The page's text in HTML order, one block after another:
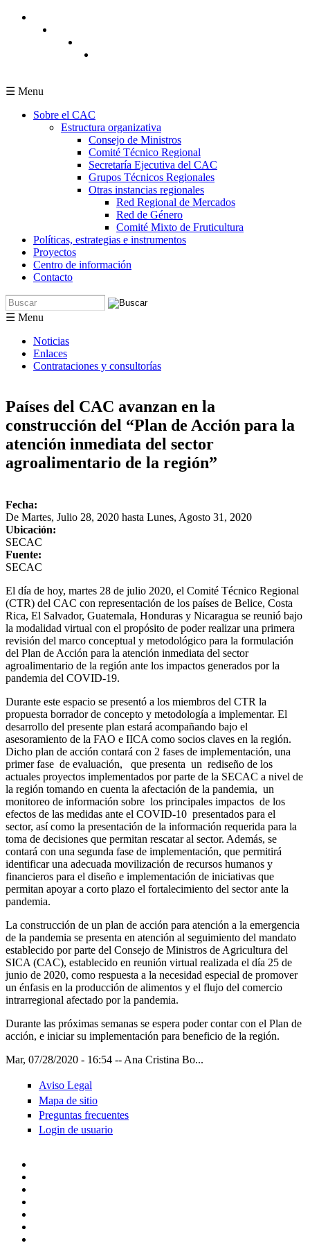
Pasar al contenido principal
☰ Menu
Sobre el CAC
Estructura organizativa
Consejo de Ministros
Comité Técnico Regional
Secretaría Ejecutiva del CAC
Grupos Técnicos Regionales
Otras instancias regionales
Red Regional de Mercados
Red de Género
Comité Mixto de Fruticultura
Políticas, estrategias e instrumentos
Proyectos
Centro de información
Contacto
Formulario de búsqueda
Buscar
☰ Menu
Noticias
Enlaces
Contrataciones y consultorías
Países del CAC avanzan en la
construcción del “Plan de Acción para la
atención inmediata del sector
agroalimentario de la región”
Fecha:
De Martes, Julio 28, 2020 hasta Lunes, Agosto 31, 2020
Ubicación:
SECAC
Fuente:
SECAC
El día de hoy, martes 28 de julio 2020, el Comité Técnico Regional
(CTR) del CAC con representación de los países de Belice, Costa
Rica, El Salvador, Guatemala, Honduras y Nicaragua se reunió bajo
la modalidad virtual con el propósito de poder realizar una primera
revisión del marco conceptual y metodológico para la formulación
del Plan de Acción para la atención inmediata del sector
agroalimentario de la región ante los impactos generados por la
pandemia del COVID-19.
Durante este espacio se presentó a los miembros del CTR la
propuesta borrador de concepto y metodología a implementar. El
desarrollo del presente plan estará acompañando bajo el
asesoramiento de la FAO e IICA como socios claves en la región.
Dicho plan de acción contará con 2 fases de implementación, una
primer fase de evaluación, que presenta un rediseño de los
actuales proyectos implementados por parte de la SECAC a nivel de
la región tomando en cuenta la afectación de la pandemia, un
monitoreo de información sobre los principales impactos de los
efectos de las medidas ante el COVID-10 presentados para el
sector, así como la presentación de la información requerida para la
toma de decisiones que permitan rescatar al sector. Además, se
contará con una segunda fase de implementación, que permitirá
identificar una adecuada movilización de recursos humanos y
financieros para el diseño e implementación de iniciativas que
permitan apoyar a corto plazo el fortalecimiento del sector ante la
pandemia.
La construcción de un plan de acción para atención a la emergencia
de la pandemia se presenta en atención al seguimiento del mandato
establecido por parte del Consejo de Ministros de Agricultura del
SICA (CAC), establecido en reunión virtual realizada el día 25 de
junio de 2020, como respuesta a la necesidad especial de promover
un énfasis en la producción de alimentos y el flujo del comercio
intrarregional afectado por la pandemia.
Durante las próximas semanas se espera poder contar con el Plan de
acción, e iniciar su implementación para beneficio de la región.
Mar, 07/28/2020 - 16:54 -- Ana Cristina Bo...
Aviso Legal
Mapa de sitio
Preguntas frecuentes
Login de usuario